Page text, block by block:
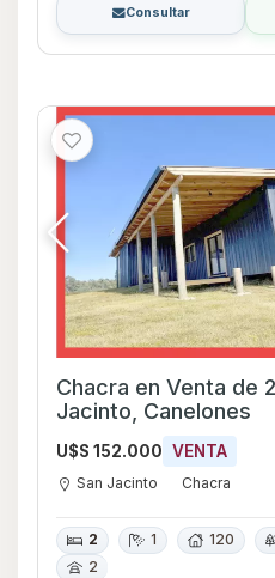
Consultar
Chacra en Venta de 2
Jacinto, Canelones
U$S 152.000 VENTA
San Jacinto Chacra
2 1 120
2